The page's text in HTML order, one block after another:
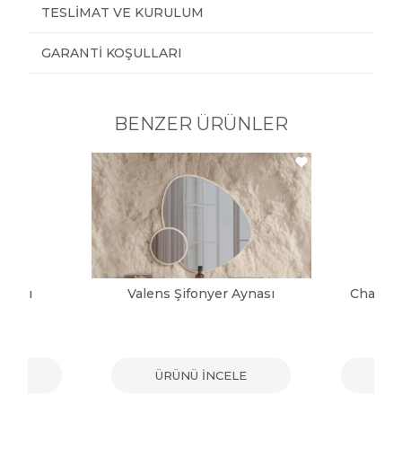
TESLIMAT VE KURULUM
GARANTI KOŞULLARI
BENZER ÜRÜNLER
Valens Şifonyer Aynası
ÜRÜNÜ İNCELE
Charm